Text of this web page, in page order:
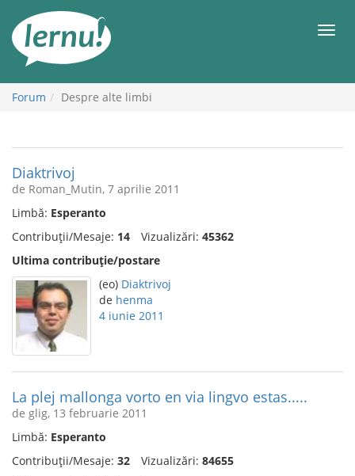
conținut
Forum Despre alte limbi
Diaktrivoj
de Roman_Mutin, 7 aprilie 2011
Limbă: Esperanto
Contribuții/Mesaje: 14 Vizualizări: 45362
Ultima contribuție/postare
(eo) Diaktrivoj
de henma
4 iunie 2011
La plej mallonga vorto en via lingvo estas.....
de glig, 13 februarie 2011
Limbă: Esperanto
Contribuții/Mesaje: 32 Vizualizări: 84655